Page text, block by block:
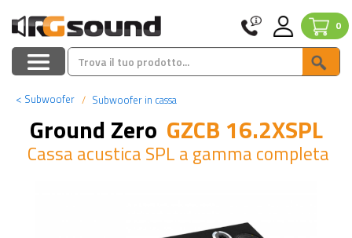
0
< Subwoofer Subwoofer in cassa
Ground Zero GZCB 16.2XSPL
Cassa acustica SPL a gamma completa